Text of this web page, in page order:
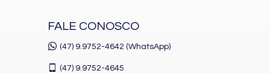
FALE CONOSCO
(47) 9.9752-4642 (WhatsApp)
(47) 9.9752-4645